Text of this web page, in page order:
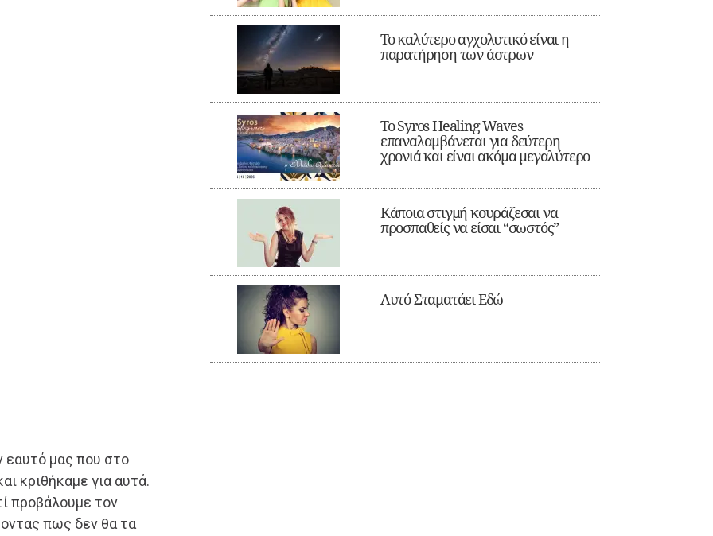
εαυτό μας που στο
κριθήκαμε για αυτά.
προβάλουμε τον
πως δεν θα τα
Το καλύτερο αγχολυτικό είναι η
παρατήρηση των άστρων
Το Syros Healing Waves
επαναλαμβάνεται για δεύτερη
χρονιά και είναι ακόμα μεγαλύτερο
Κάποια στιγμή κουράζεσαι να
προσπαθείς να είσαι “σωστός”
Αυτό Σταματάει Εδώ